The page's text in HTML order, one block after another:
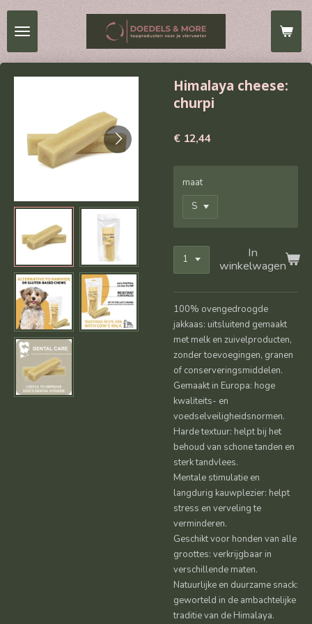
Ga
direct
hoofdinhoud
Himalaya cheese:
churpi
€ 12,44
maat
In
winkelwagen
100% ovengedroogde
jakkaas: uitsluitend gemaakt
met melk en zuivelproducten,
zonder toevoegingen, granen
of conserveringsmiddelen.
Gemaakt in Europa: hoge
kwaliteits- en
voedselveiligheidsnormen.
Harde textuur: helpt bij het
behoud van schone tanden en
sterk tandvlees.
Mentale stimulatie en
langdurig kauwplezier: helpt
stress en verveling te
verminderen.
Geschikt voor honden van alle
groottes: verkrijgbaar in
verschillende maten.
Natuurlijke en duurzame snack:
geworteld in de ambachtelijke
traditie van de Himalaya.